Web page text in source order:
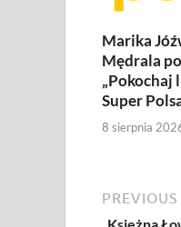
Marika
Mędrala
„Pokochaj
Super
8 sierpnia